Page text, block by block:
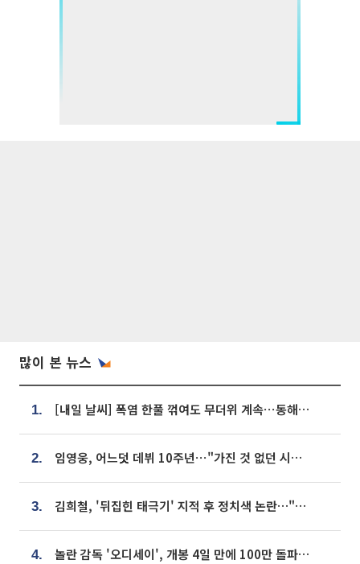
많이 본 뉴스
1. [내일 날씨] 폭염 한풀 꺾여도 무더위 계속⋯동해안 이틀 연속 비
2. 임영웅, 어느덧 데뷔 10주년⋯"가진 것 없던 시절, 내 앞엔 20명의 팬뿐"
3. 김희철, '뒤집힌 태극기' 지적 후 정치색 논란…"좌우 떠나 우리나라 국기"
4. 놀란 감독 '오디세이', 개봉 4일 만에 100만 돌파⋯'왕사남' 보다 빠르다